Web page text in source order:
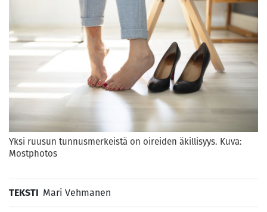
Yksi ruusun tunnusmerkeistä on oireiden äkillisyys. Kuva:
Mostphotos
TEKSTI Mari Vehmanen